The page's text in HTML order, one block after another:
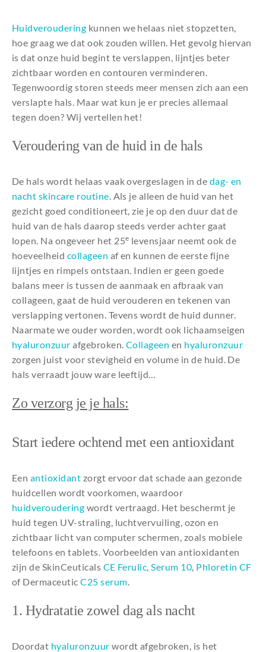
Huidveroudering kunnen we helaas niet stopzetten,
hoe graag we dat ook zouden willen. Het gevolg hiervan
is dat onze huid begint te verslappen, lijntjes beter
zichtbaar worden en contouren verminderen.
Tegenwoordig storen steeds meer mensen zich aan een
verslapte hals. Maar wat kun je er precies allemaal
tegen doen? Wij vertellen het!
Veroudering van de huid in de hals
De hals wordt helaas vaak overgeslagen in de dag- en
nacht skincare routine. Als je alleen de huid van het
gezicht goed conditioneert, zie je op den duur dat de
huid van de hals daarop steeds verder achter gaat
lopen. Na ongeveer het 25e levensjaar neemt ook de
hoeveelheid collageen af en kunnen de eerste fijne
lijntjes en rimpels ontstaan. Indien er geen goede
balans meer is tussen de aanmaak en afbraak van
collageen, gaat de huid verouderen en tekenen van
verslapping vertonen. Tevens wordt de huid dunner.
Naarmate we ouder worden, wordt ook lichaamseigen
hyaluronzuur afgebroken.Collageen en hyaluronzuur
zorgen juist voor stevigheid en volume in de huid. De
hals verraadt jouw ware leeftijd…
Zo verzorg je je hals:
Start iedere ochtend met een antioxidant
Een antioxidant zorgt ervoor dat schade aan gezonde
huidcellen wordt voorkomen, waardoor
huidveroudering wordt vertraagd. Het beschermt je
huid tegen UV-straling, luchtvervuiling, ozon en
zichtbaar licht van computer schermen, zoals mobiele
telefoons en tablets. Voorbeelden van antioxidanten
zijn de SkinCeuticals CE Ferulic,Serum 10, Phloretin CF
of DermaceuticC25 serum.
1. Hydratatie zowel dag als nacht
Doordat hyaluronzuur wordt afgebroken, is het